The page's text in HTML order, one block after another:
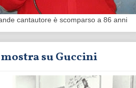
cantautore è scomparso a 86 anni
mostra su Guccini